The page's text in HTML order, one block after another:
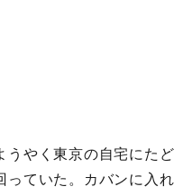
やく東京の自宅にたど
っていた。カバンに入れ